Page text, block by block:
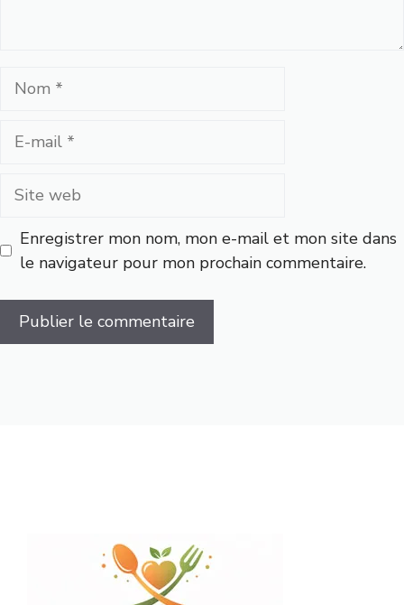
Nom
Site
Enregistrer mon nom, mon e-mail et mon site dans
le navigateur pour mon prochain commentaire.